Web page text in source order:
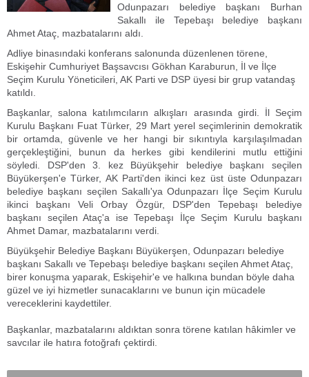
Odunpazarı belediye başkanı Burhan
Sakallı ile Tepebaşı belediye başkanı
Ahmet Ataç, mazbatalarını aldı.
Adliye binasındaki konferans salonunda düzenlenen törene,
Eskişehir Cumhuriyet Başsavcısı Gökhan Karaburun, İl ve İlçe
Seçim Kurulu Yöneticileri, AK Parti ve DSP üyesi bir grup vatandaş
katıldı.
Başkanlar, salona katılımcıların alkışları arasında girdi. İl Seçim
Kurulu Başkanı Fuat Türker, 29 Mart yerel seçimlerinin demokratik
bir ortamda, güvenle ve her hangi bir sıkıntıyla karşılaşılmadan
gerçekleştiğini, bunun da herkes gibi kendilerini mutlu ettiğini
söyledi. DSP'den 3. kez Büyükşehir belediye başkanı seçilen
Büyükerşen'e Türker, AK Parti'den ikinci kez üst üste Odunpazarı
belediye başkanı seçilen Sakallı'ya Odunpazarı İlçe Seçim Kurulu
ikinci başkanı Veli Orbay Özgür, DSP'den Tepebaşı belediye
başkanı seçilen Ataç'a ise Tepebaşı İlçe Seçim Kurulu başkanı
Ahmet Damar, mazbatalarını verdi.
Büyükşehir Belediye Başkanı Büyükerşen, Odunpazarı belediye
başkanı Sakallı ve Tepebaşı belediye başkanı seçilen Ahmet Ataç,
birer konuşma yaparak, Eskişehir'e ve halkına bundan böyle daha
güzel ve iyi hizmetler sunacaklarını ve bunun için mücadele
vereceklerini kaydettiler.
Başkanlar, mazbatalarını aldıktan sonra törene katılan hâkimler ve
savcılar ile hatıra fotoğrafı çektirdi.